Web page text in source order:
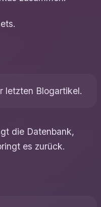
letzten Blogartikel.
die Datenbank,
es zurück.